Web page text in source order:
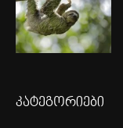
კატეგორიები